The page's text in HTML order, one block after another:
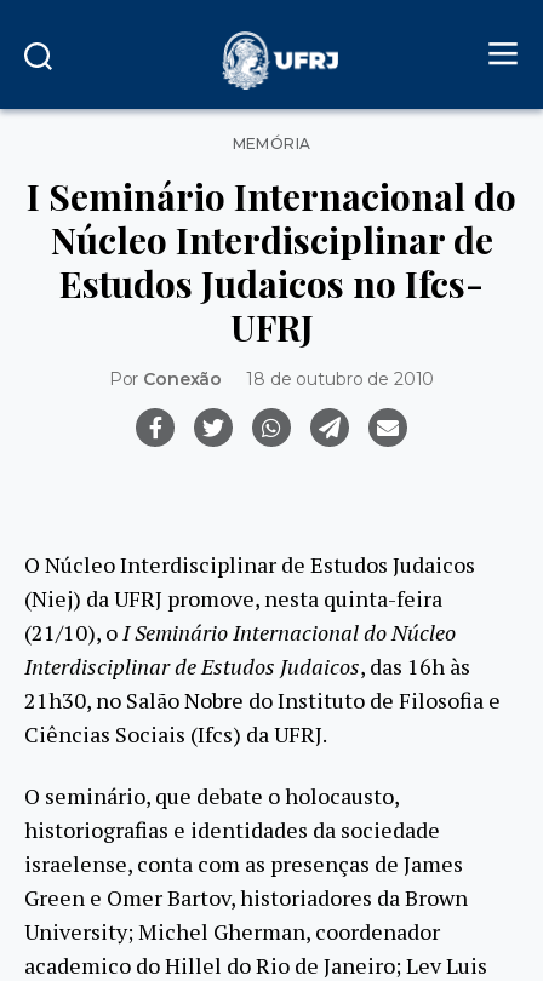
Categorias
MEMÓRIA
I Seminário Internacional do
Núcleo Interdisciplinar de
Estudos Judaicos no Ifcs-
UFRJ
Por Conexão 18 de outubro de 2010
O Núcleo Interdisciplinar de Estudos Judaicos
(Niej) da UFRJ promove, nesta quinta-feira
(21/10), oI Seminário Internacional do Núcleo
Interdisciplinar de Estudos Judaicos, das 16h às
21h30, no Salão Nobre do Instituto de Filosofia e
Ciências Sociais (Ifcs) da UFRJ.
O seminário, que debate o holocausto,
historiografias e identidades da sociedade
israelense, conta com as presenças de James
Green e Omer Bartov, historiadores da Brown
University; Michel Gherman, coordenador
academico do Hillel do Rio de Janeiro; Lev Luis